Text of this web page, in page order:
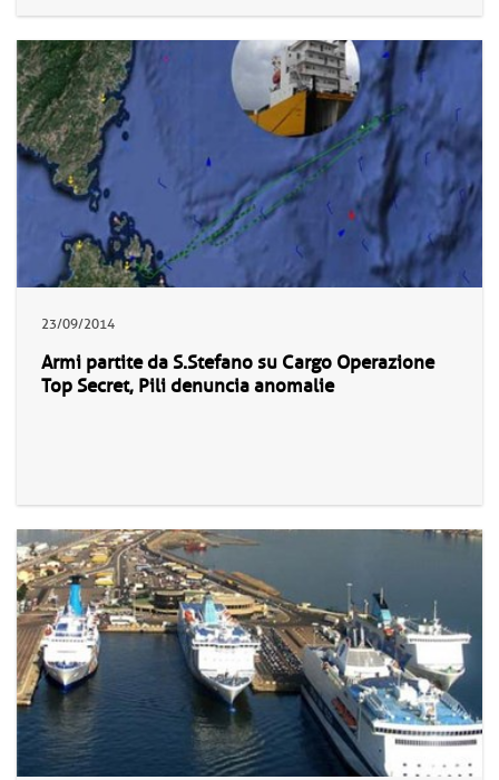
23/09/2014
Armi partite da S.Stefano su Cargo Operazione
Top Secret, Pili denuncia anomalie